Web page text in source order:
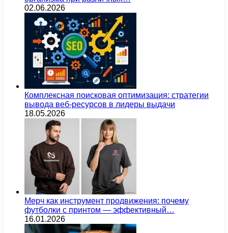
02.06.2026
Комплексная поисковая оптимизация: стратегии
вывода веб-ресурсов в лидеры выдачи
18.05.2026
Мерч как инструмент продвижения: почему
футболки с принтом — эффективный…
16.01.2026